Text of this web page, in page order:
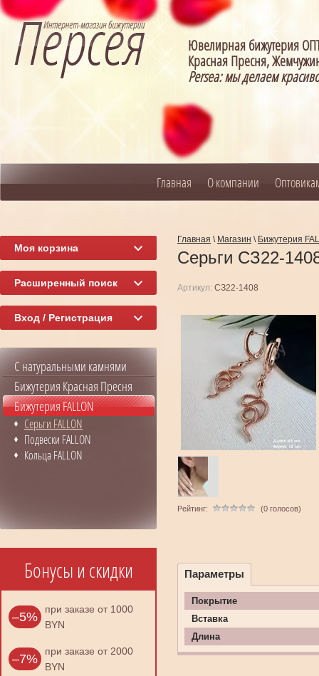
Ювелирная бижутерия
Красная Пресня,
Persea: мы делаем
Главная О компании
Главная \ Магазин \ Бижутерия
Серьги СЗ22-
Артикул: СЗ22-1408
Рейтинг: (0 голосов)
Параметры
Покрытие
Вставка
Длина
Моя корзина
Расширенный поиск
Вход / Регистрация
С натуральными камнями
Бижутерия Красная Пресня
Бижутерия FALLON
Серьги FALLON
Подвески FALLON
Кольца FALLON
Бонусы и скидки
–5%
при заказе от 1000
BYN
–7%
при заказе от 2000
BYN